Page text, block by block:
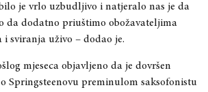
je vrlo uzbudljivo i natjeralo nas je da
da dodatno priuštimo obožavateljima
i sviranja uživo – dodao je.
mjeseca objavljeno da je dovršen
Springsteenovu preminulom saksofonistu